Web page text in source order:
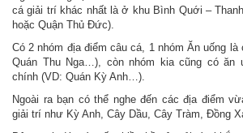
cá giải trí khác nhất là ở khu Bình Quới –
hoặc Quận Thủ Đức).
Có 2 nhóm địa điểm câu cá, 1 nhóm Ăn uống là
Quán Thu Nga…), còn nhóm kia cũng có ăn
chính (VD: Quán Kỳ Anh…).
Ngoài ra bạn có thể nghe đến các địa điểm
giải trí như Kỳ Anh, Cây Dầu, Cây Tràm, Đồng